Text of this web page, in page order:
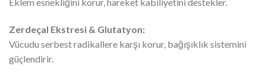
Zerdeçal Ekstresi & Glutatyon:
Vücudu serbest radikallere karşı korur, bağışıklık sistemini
güçlendirir.